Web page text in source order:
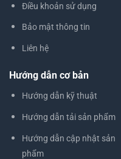
Điều khoản sử dụng
Bảo mật thông tin
Liên hệ
Hướng dẫn cơ bản
Hướng dẫn kỹ thuật
Hướng dẫn tải sản phẩm
Hướng dẫn cập nhật sản
phẩm